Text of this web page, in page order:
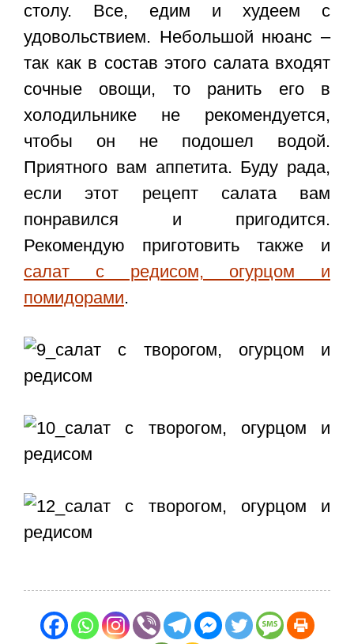
столу. Все, едим и худеем с
удовольствием. Небольшой нюанс –
так как в состав этого салата входят
сочные овощи, то ранить его в
холодильнике не рекомендуется,
чтобы он не подошел водой.
Приятного вам аппетита. Буду рада,
если этот рецепт салата вам
понравился и пригодится.
Рекомендую приготовить также и
салат с редисом, огурцом и
помидорами.